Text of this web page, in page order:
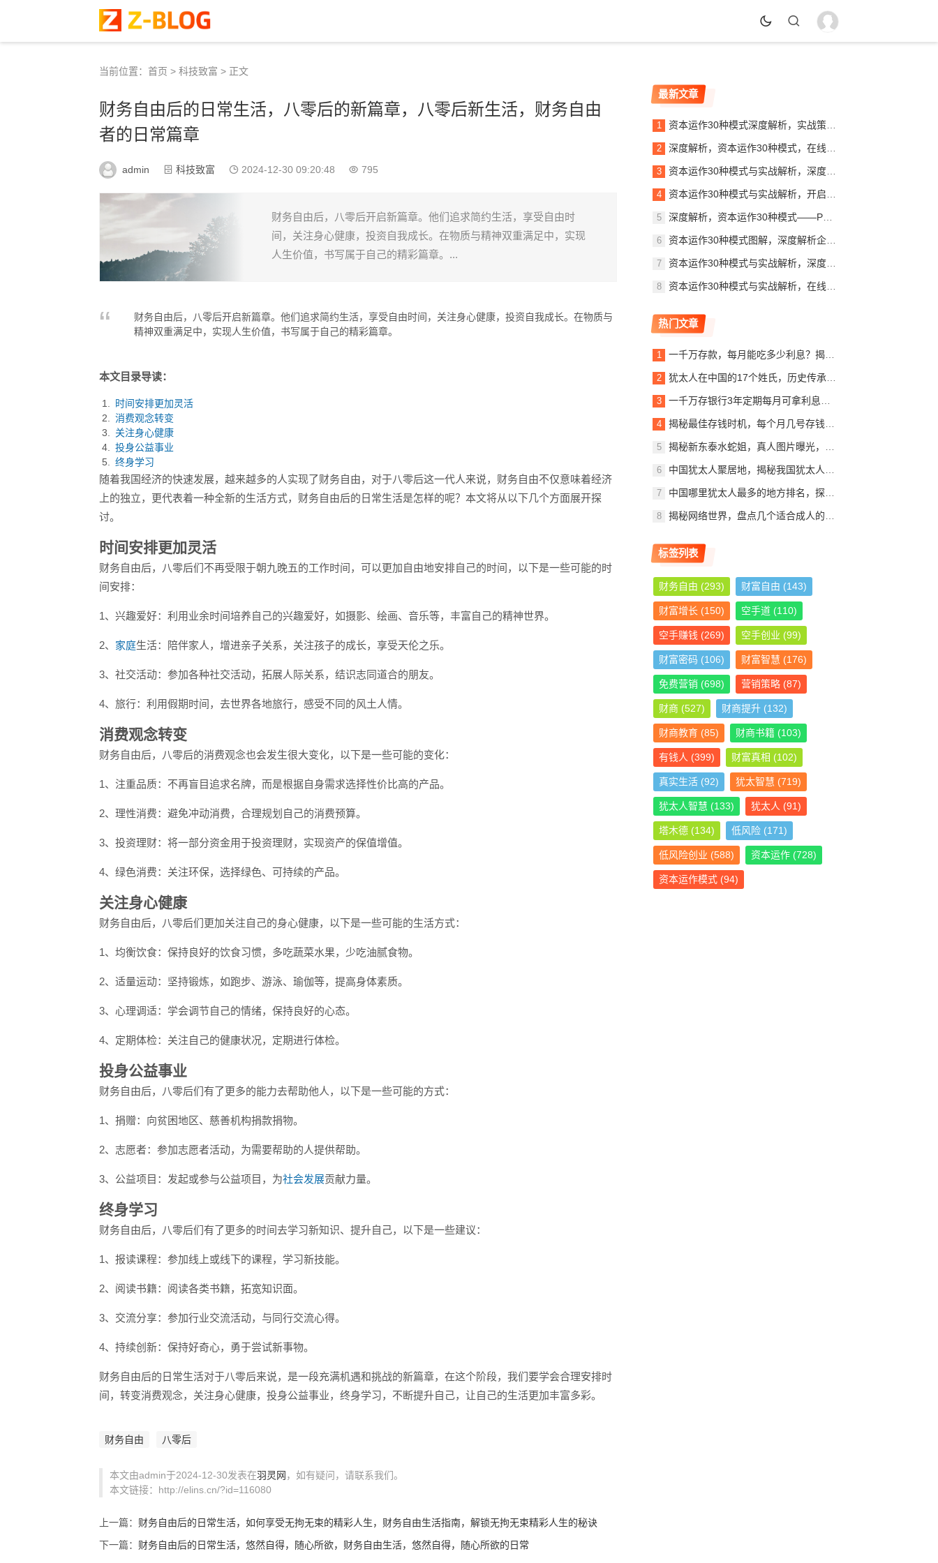
当前位置： 首页 > 科技致富 > 正文
财务自由后的日常生活，八零后的新篇章，八零后新生活，财务自由
者的日常篇章
admin 科技致富 2024-12-30 09:20:48 795
财务自由后，八零后开启新篇章。他们追求简约生活，享受自由时
间，关注身心健康，投资自我成长。在物质与精神双重满足中，实现
人生价值，书写属于自己的精彩篇章。...
财务自由后，八零后开启新篇章。他们追求简约生活，享受自由时间，关注身心健康，投资自我成长。在物质与
精神双重满足中，实现人生价值，书写属于自己的精彩篇章。
本文目录导读：
时间安排更加灵活
消费观念转变
关注身心健康
投身公益事业
终身学习
随着我国经济的快速发展，越来越多的人实现了财务自由，对于八零后这一代人来说，财务自由不仅意味着经济
上的独立，更代表着一种全新的生活方式，财务自由后的日常生活是怎样的呢？本文将从以下几个方面展开探
讨。
时间安排更加灵活
财务自由后，八零后们不再受限于朝九晚五的工作时间，可以更加自由地安排自己的时间，以下是一些可能的时
间安排：
1、兴趣爱好：利用业余时间培养自己的兴趣爱好，如摄影、绘画、音乐等，丰富自己的精神世界。
2、 家庭生活：陪伴家人，增进亲子关系，关注孩子的成长，享受天伦之乐。
3、社交活动：参加各种社交活动，拓展人际关系，结识志同道合的朋友。
4、旅行：利用假期时间，去世界各地旅行，感受不同的风土人情。
消费观念转变
财务自由后，八零后的消费观念也会发生很大变化，以下是一些可能的变化：
1、注重品质：不再盲目追求名牌，而是根据自身需求选择性价比高的产品。
2、理性消费：避免冲动消费，合理规划自己的消费预算。
3、投资理财：将一部分资金用于投资理财，实现资产的保值增值。
4、绿色消费：关注环保，选择绿色、可持续的产品。
关注身心健康
财务自由后，八零后们更加关注自己的身心健康，以下是一些可能的生活方式：
1、均衡饮食：保持良好的饮食习惯，多吃蔬菜水果，少吃油腻食物。
2、适量运动：坚持锻炼，如跑步、游泳、瑜伽等，提高身体素质。
3、心理调适：学会调节自己的情绪，保持良好的心态。
4、定期体检：关注自己的健康状况，定期进行体检。
投身公益事业
财务自由后，八零后们有了更多的能力去帮助他人，以下是一些可能的方式：
1、捐赠：向贫困地区、慈善机构捐款捐物。
2、志愿者：参加志愿者活动，为需要帮助的人提供帮助。
3、公益项目：发起或参与公益项目，为社会发展贡献力量。
终身学习
财务自由后，八零后们有了更多的时间去学习新知识、提升自己，以下是一些建议：
1、报读课程：参加线上或线下的课程，学习新技能。
2、阅读书籍：阅读各类书籍，拓宽知识面。
3、交流分享：参加行业交流活动，与同行交流心得。
4、持续创新：保持好奇心，勇于尝试新事物。
财务自由后的日常生活对于八零后来说，是一段充满机遇和挑战的新篇章，在这个阶段，我们要学会合理安排时
间，转变消费观念，关注身心健康，投身公益事业，终身学习，不断提升自己，让自己的生活更加丰富多彩。
财务自由 八零后
本文由admin于2024-12-30发表在羽灵网 ，如有疑问，请联系我们。
本文链接：http://elins.cn/?id=116080
上一篇： 财务自由后的日常生活，如何享受无拘无束的精彩人生，财务自由生活指南，解锁无拘无束精彩人生的秘诀
下一篇： 财务自由后的日常生活，悠然自得，随心所欲，财务自由生活，悠然自得，随心所欲的日常
最新文章
资本运作30种模式深度解析，实战策略与案例分析，资本运作30大模式揭秘，实战策略与案例精析
深度解析，资本运作30种模式，在线阅读指南助力企业腾飞，揭秘资本奥秘，30种资本运作模式深度解析指南
资本运作30种模式与实战解析，深度解读PDF秘籍，助你掌握财富增长之道，揭秘资本运作30大模式，实战解析PDF秘籍，财富增长之道全解析
资本运作30种模式与实战解析，开启财富之门，资本运作30大策略揭秘，实战解析，开启你的财富之门
深度解析，资本运作30种模式——PDF免费下载指南，揭秘资本运作30大模式，免费PDF下载指南
资本运作30种模式图解，深度解析企业财富增值的秘密武器，解码企业财富增值，资本运作30种模式深度解析图解
资本运作30种模式与实战解析，深度解读商业资本的奥秘，揭秘资本奥秘，30种资本运作模式实战解析
资本运作30种模式与实战解析，在线阅读，掌握财富密码！，揭秘财富密码，资本运作30种模式深度解析
热门文章
一千万存款，每月能吃多少利息？揭秘银行利息收入背后的秘密
犹太人在中国的17个姓氏，历史传承与文化交融，犹太人在中国的姓氏传承与文化交融概览
一千万存银行3年定期每月可拿利息多少？详解定期存款收益计算
揭秘最佳存钱时机，每个月几号存钱最划算？
揭秘新东泰水蛇姐，真人图片曝光，美貌与实力并存
中国犹太人聚居地，揭秘我国犹太人最多的城市，中国犹太人聚居地探秘，揭秘我国犹太人口最多的城市
中国哪里犹太人最多的地方排名，探寻东方的以色列社区，东方犹太人聚集地，中国犹太人数量最多地区揭秘
揭秘网络世界，盘点几个适合成人的优质网站推荐
标签列表
财务自由 (293) 财富自由 (143)
财富增长 (150) 空手道 (110)
空手赚钱 (269) 空手创业 (99)
财富密码 (106) 财富智慧 (176)
免费营销 (698) 营销策略 (87)
财商 (527) 财商提升 (132)
财商教育 (85) 财商书籍 (103)
有钱人 (399) 财富真相 (102)
真实生活 (92) 犹太智慧 (719)
犹太人智慧 (133) 犹太人 (91)
塔木德 (134) 低风险 (171)
低风险创业 (588) 资本运作 (728)
资本运作模式 (94)